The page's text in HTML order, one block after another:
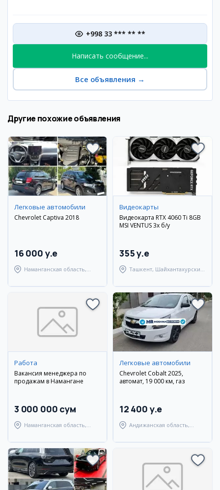
+998 33 *** ** **
Написать сообщение...
Все объявления →
Другие похожие объявления
Легковые автомобили
Chevrolet Captiva 2018
16 000 y.e
Наманганская область,
Видеокарты
Видеокарта RTX 4060 Ti 8GB
MSI VENTUS 3x б/у
355 y.e
Ташкент, Шайхантахурский
Работа
Вакансия менеджера по
продажам в Намангане
3 000 000 сум
Наманганская область,
Легковые автомобили
Chevrolet Cobalt 2025,
автомат, 19 000 км, газ
12 400 y.e
Андижанская область,